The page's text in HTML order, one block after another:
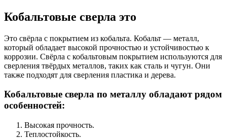
Кобальтовые сверла это
Это свёрла с покрытием из кобальта. Кобальт — металл,
который обладает высокой прочностью и устойчивостью к
коррозии. Свёрла с кобальтовым покрытием используются для
сверления твёрдых металлов, таких как сталь и чугун. Они
также подходят для сверления пластика и дерева.
Кобальтовые сверла по металлу обладают рядом
особенностей:
Высокая прочность.
Теплостойкость.